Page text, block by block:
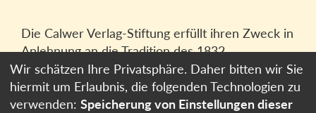
Die Calwer Verlag-Stiftung erfüllt ihren Zweck in
Anlehnung an die Tradition des 1832
gegründeten Calwer Verlagsvereins, der
heutigen Calwer Verlag Bücher und Medien
GmbHin Stuttgart.
Wir schätzen Ihre Privatsphäre. Daher bitten wir Sie
hiermit um Erlaubnis, die folgenden Technologien zu
verwenden: Speicherung von Einstellungen dieser